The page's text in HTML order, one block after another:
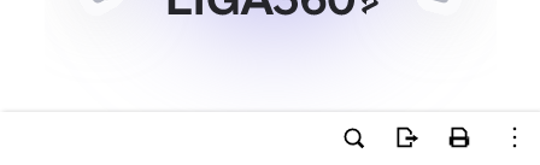
Ви намагаєтесь використати